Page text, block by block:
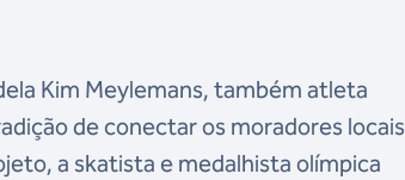
Kim Meylemans, também atleta
de conectar os moradores locais
a skatista e medalhista olímpica